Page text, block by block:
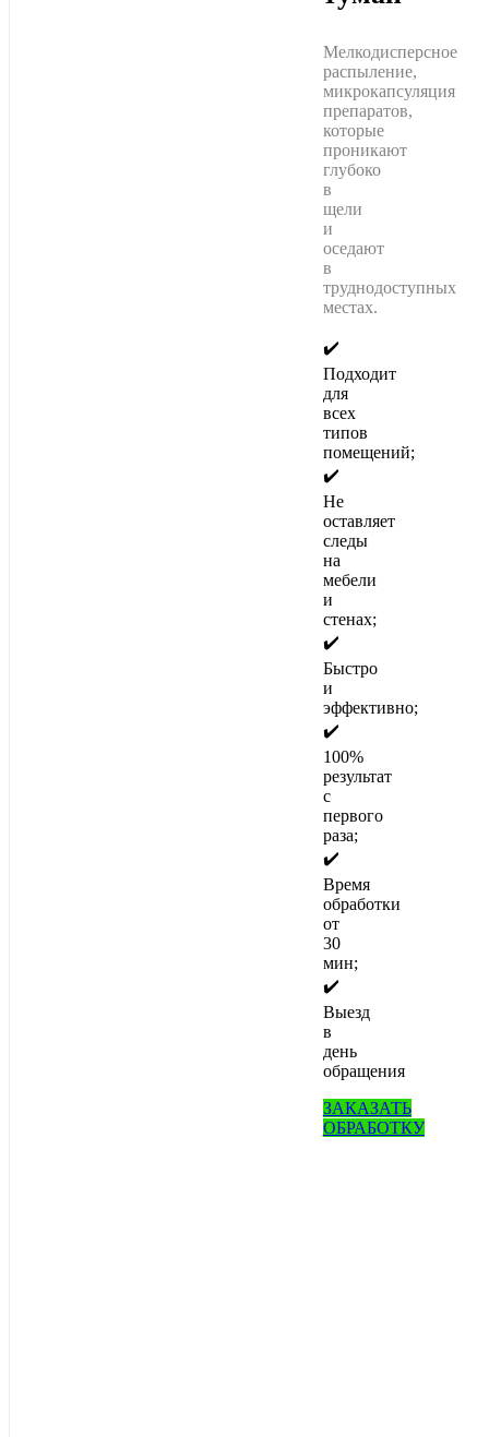
Мелкодисперсное
распыление,
микрокапсуляция
препаратов,
которые
проникают
глубоко
в
щели
и
оседают
в
труднодоступных
местах.
✔️
Подходит
для
всех
типов
помещений;
✔️
Не
оставляет
следы
на
мебели
и
стенах;
✔️
Быстро
и
эффективно;
✔️
100%
результат
с
первого
раза;
✔️
Время
обработки
от
30
мин;
✔️
Выезд
в
день
обращения
ЗАКАЗАТЬ
ОБРАБОТКУ